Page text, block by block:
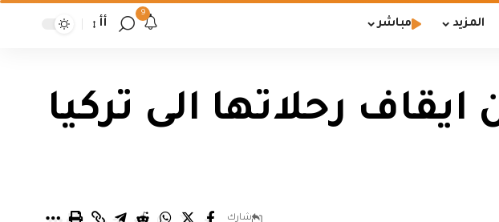
المزيد مباشر
9
أأ
رحلاتها الى تركيا
شارك